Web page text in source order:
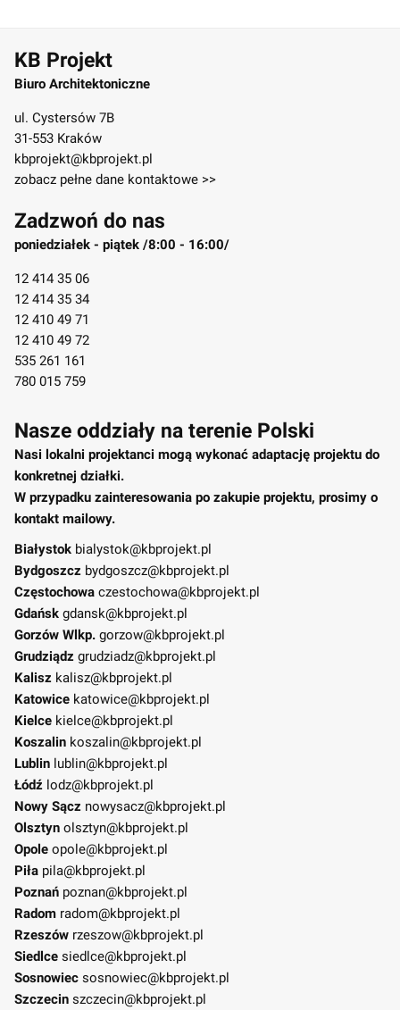
KB Projekt
Biuro Architektoniczne
ul. Cystersów 7B
31-553 Kraków
kbprojekt@kbprojekt.pl
zobacz pełne dane kontaktowe >>
Zadzwoń do nas
poniedziałek - piątek /8:00 - 16:00/
12 414 35 06
12 414 35 34
12 410 49 71
12 410 49 72
535 261 161
780 015 759
Nasze oddziały na terenie Polski
Nasi lokalni projektanci mogą wykonać adaptację projektu do
konkretnej działki.
W przypadku zainteresowania po zakupie projektu, prosimy o
kontakt mailowy.
Białystok bialystok@kbprojekt.pl
Bydgoszcz bydgoszcz@kbprojekt.pl
Częstochowa czestochowa@kbprojekt.pl
Gdańsk gdansk@kbprojekt.pl
Gorzów Wlkp. gorzow@kbprojekt.pl
Grudziądz grudziadz@kbprojekt.pl
Kalisz kalisz@kbprojekt.pl
Katowice katowice@kbprojekt.pl
Kielce kielce@kbprojekt.pl
Koszalin koszalin@kbprojekt.pl
Lublin lublin@kbprojekt.pl
Łódź lodz@kbprojekt.pl
Nowy Sącz nowysacz@kbprojekt.pl
Olsztyn olsztyn@kbprojekt.pl
Opole opole@kbprojekt.pl
Piła pila@kbprojekt.pl
Poznań poznan@kbprojekt.pl
Radom radom@kbprojekt.pl
Rzeszów rzeszow@kbprojekt.pl
Siedlce siedlce@kbprojekt.pl
Sosnowiec sosnowiec@kbprojekt.pl
Szczecin szczecin@kbprojekt.pl